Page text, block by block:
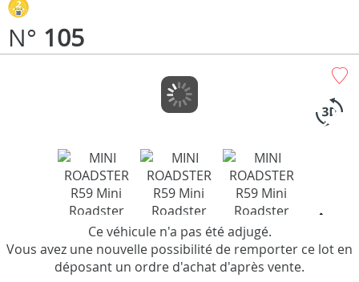
N° 105
Ce véhicule n'a pas été adjugé.
Vous avez une nouvelle possibilité de remporter ce lot en
déposant un ordre d'achat d'après vente.